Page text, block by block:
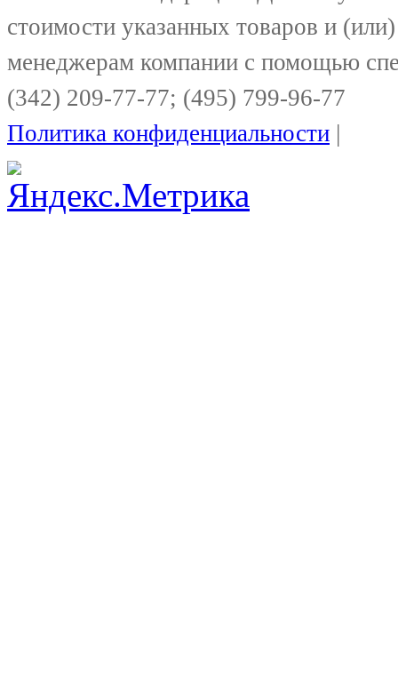
стоимости указанных товаров и
менеджерам компании с помощью
(342) 209-77-77; (495) 799-96-77
Политика конфиденциальности |